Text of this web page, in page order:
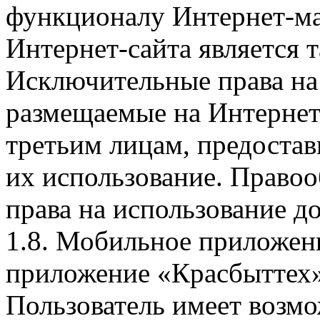
функционалу Интернет-
Интернет-сайта
Исключительные права
размещаемые на
третьим лицам,
их использование.
права на использование
1.8. Мобильное
приложение
Пользователь имеет